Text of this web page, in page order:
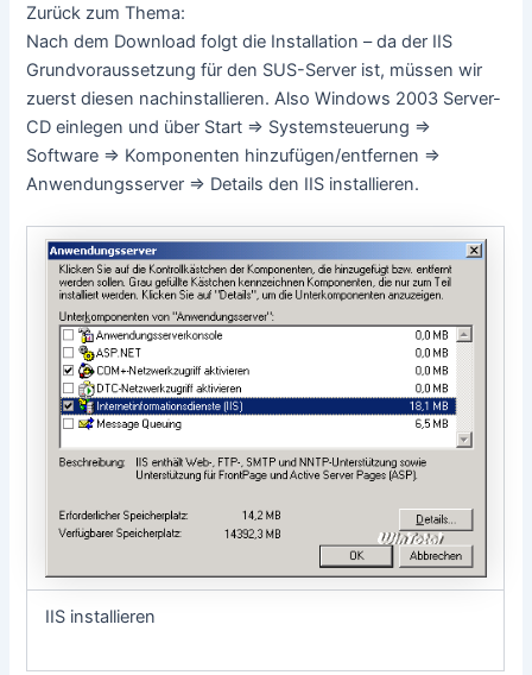
Zurück zum Thema:
Nach dem Download folgt die Installation – da der IIS
Grundvoraussetzung für den SUS-Server ist, müssen wir
zuerst diesen nachinstallieren. Also Windows 2003 Server-
CD einlegen und über Start => Systemsteuerung =>
Software => Komponenten hinzufügen/entfernen =>
Anwendungsserver => Details den IIS installieren.
IIS installieren